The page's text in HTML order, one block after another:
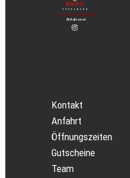
Kontakt
Anfahrt
Öffnungszeiten
Gutscheine
Team